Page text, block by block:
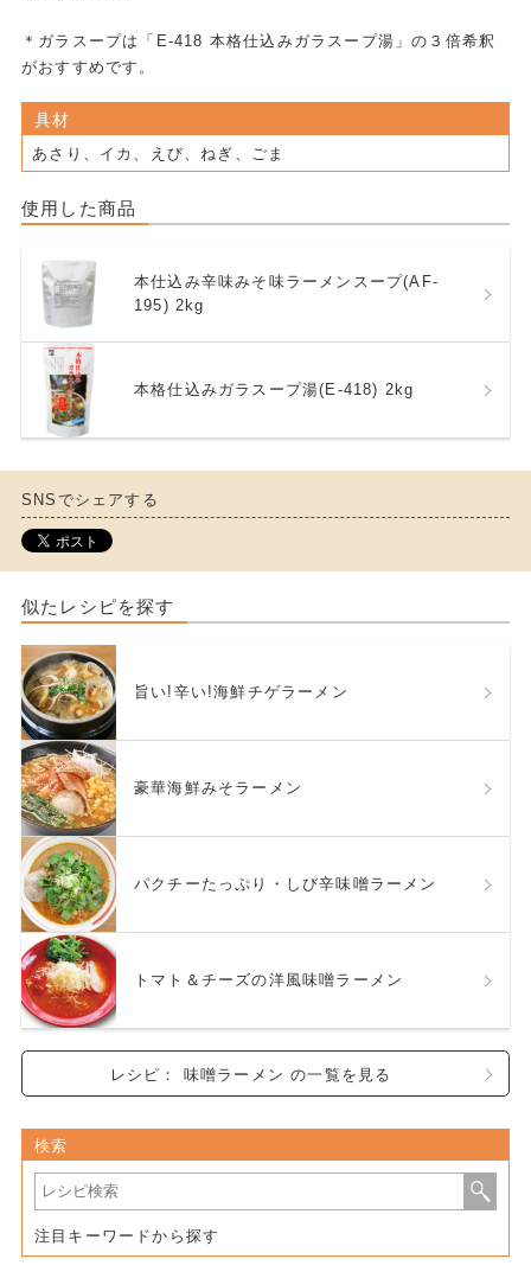
＊ガラスープは「E-418 本格仕込みガラスープ湯」の３倍希釈
がおすすめです。
具材
あさり、イカ、えび、ねぎ、ごま
使用した商品
本仕込み辛味みそ味ラーメンスープ(AF-
195) 2kg
本格仕込みガラスープ湯(E-418) 2kg
SNSでシェアする
似たレシピを探す
旨い!辛い!海鮮チゲラーメン
豪華海鮮みそラーメン
パクチーたっぷり・しび辛味噌ラーメン
トマト＆チーズの洋風味噌ラーメン
レシピ： 味噌ラーメン の一覧を見る
検索
注目キーワードから探す